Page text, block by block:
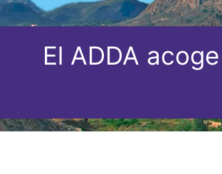
El ADDA